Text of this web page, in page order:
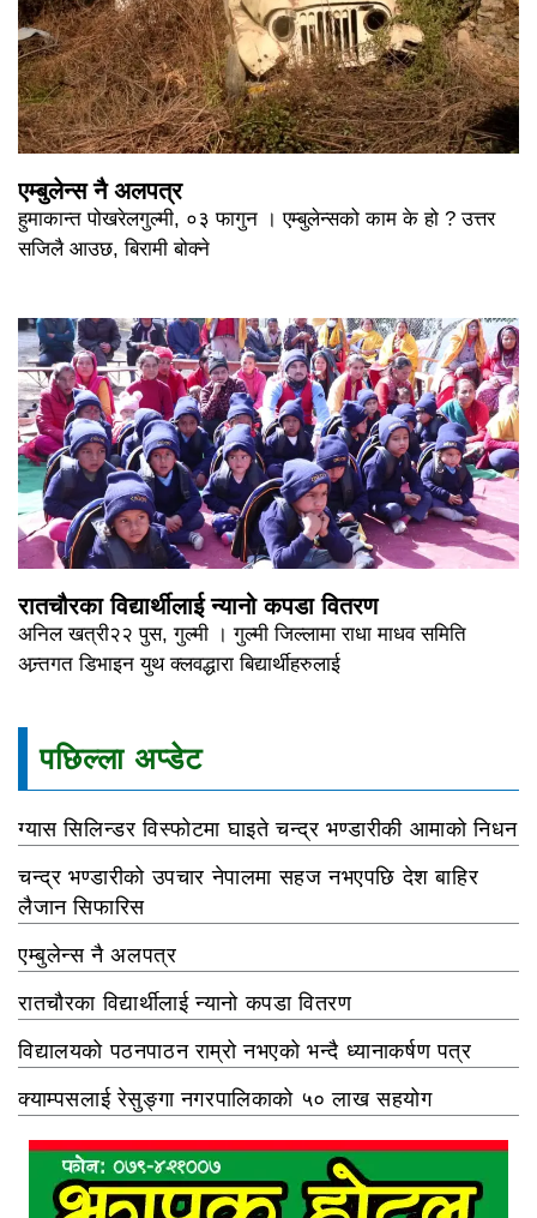
एम्बुलेन्स नै अलपत्र
हुमाकान्त पोखरेलगुल्मी, ०३ फागुन । एम्बुलेन्सको काम के हो ? उत्तर
सजिलै आउछ, बिरामी बोक्ने
रातचौरका विद्यार्थीलाई न्यानो कपडा वितरण
अनिल खत्री२२ पुस, गुल्मी । गुल्मी जिल्लामा राधा माधव समिति
अन्र्तगत डिभाइन युथ क्लवद्धारा बिद्यार्थीहरुलाई
पछिल्ला अप्डेट
ग्यास सिलिन्डर विस्फोटमा घाइते चन्द्र भण्डारीकी आमाको निधन
चन्द्र भण्डारीको उपचार नेपालमा सहज नभएपछि देश बाहिर
लैजान सिफारिस
एम्बुलेन्स नै अलपत्र
रातचौरका विद्यार्थीलाई न्यानो कपडा वितरण
विद्यालयको पठनपाठन राम्रो नभएको भन्दै ध्यानाकर्षण पत्र
क्याम्पसलाई रेसुङ्गा नगरपालिकाको ५० लाख सहयोग